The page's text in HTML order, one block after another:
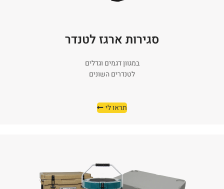
סגירות ארגז לטנדר
במגוון דגמים וגדלים
לטנדרים השונים
תראו לי